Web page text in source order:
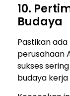
10.
Budaya
Pastikan
perusahaan
sukses
budaya kerja